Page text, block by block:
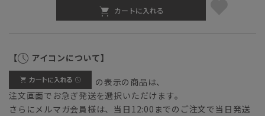
カートに入れる
【 アイコンについて】
の表示の商品は、
注文画面でお急ぎ発送を選択いただけます。
さらにメルマガ会員様は、当日12:00までのご注文で当日発送